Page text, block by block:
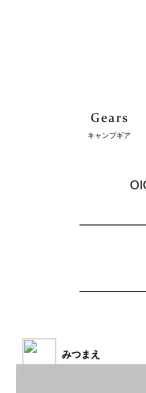
キャンプギア
みつまえ